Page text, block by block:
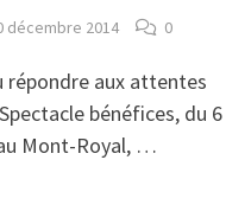
décembre 2014 0
répondre aux attentes
bénéfices, du 6
Mont-Royal, …